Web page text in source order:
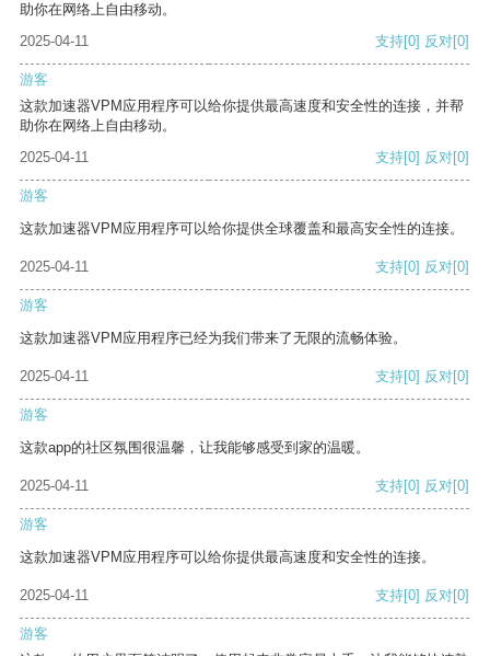
助你在网络上自由移动。
2025-04-11
支持[0] 反对[0]
游客
这款加速器VPM应用程序可以给你提供最高速度和安全性的连接，并帮
助你在网络上自由移动。
2025-04-11
支持[0] 反对[0]
游客
这款加速器VPM应用程序可以给你提供全球覆盖和最高安全性的连接。
2025-04-11 支持[0] 反对[0]
游客
这款加速器VPM应用程序已经为我们带来了无限的流畅体验。
2025-04-11 支持[0] 反对[0]
游客
这款app的社区氛围很温馨，让我能够感受到家的温暖。
2025-04-11 支持[0] 反对[0]
游客
这款加速器VPM应用程序可以给你提供最高速度和安全性的连接。
2025-04-11 支持[0] 反对[0]
游客